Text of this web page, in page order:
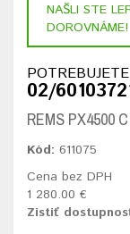
NAŠLI STE
DOROVNÁME!
02/
REMS PX4500
Kód: 611075
Cena bez DPH
1 280.00 €
Zistiť